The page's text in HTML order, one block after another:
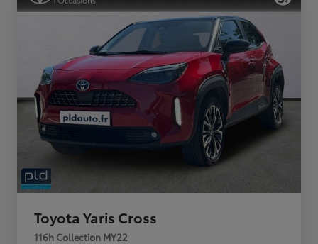
Toyota Yaris Cross
116h Collection MY22